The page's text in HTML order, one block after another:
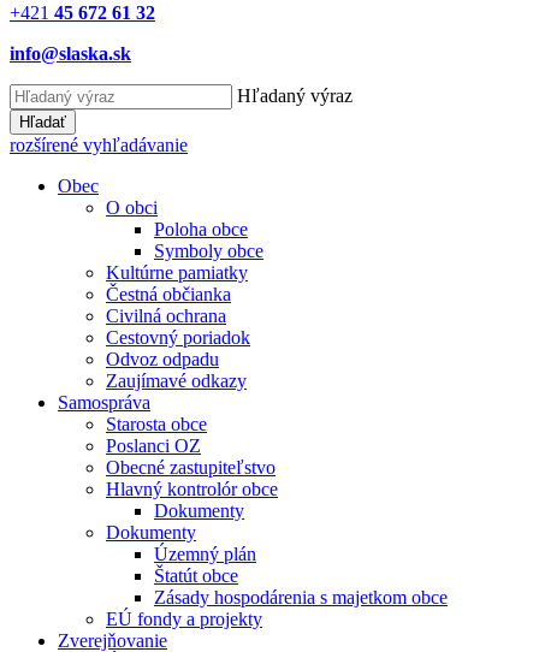
+421 45 672 61 32
info@slaska.sk
Hľadaný výraz
Hľadať
rozšírené vyhľadávanie
Obec
O obci
Poloha obce
Symboly obce
Kultúrne pamiatky
Čestná občianka
Civilná ochrana
Cestovný poriadok
Odvoz odpadu
Zaujímavé odkazy
Samospráva
Starosta obce
Poslanci OZ
Obecné zastupiteľstvo
Hlavný kontrolór obce
Dokumenty
Dokumenty
Územný plán
Štatút obce
Zásady hospodárenia s majetkom obce
EÚ fondy a projekty
Zverejňovanie